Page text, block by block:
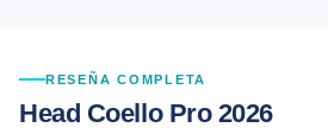
RESEÑA COMPLETA
Head Coello Pro 2026